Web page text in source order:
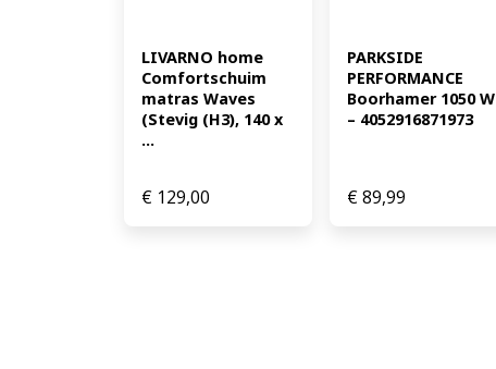
LIVARNO home
Comfortschuim
matras Waves
(Stevig (H3), 140 x
...
€ 129,00
PARKSIDE
PERFORMANCE
Boorhamer 1050 W
– 4052916871973
€89,99